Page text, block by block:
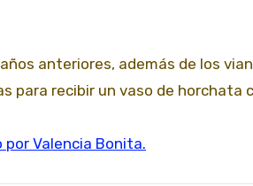
anteriores, además de los
para recibir un vaso de horchata
por Valencia Bonita.